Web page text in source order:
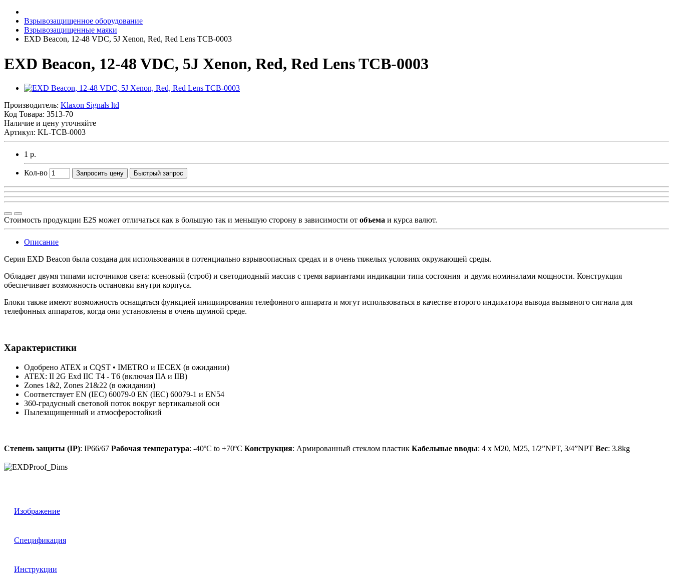
Взрывозащищенное оборудование
Взрывозащищенные маяки
EXD Beacon, 12-48 VDC, 5J Xenon, Red, Red Lens TCB-0003
EXD Beacon, 12-48 VDC, 5J Xenon, Red, Red Lens TCB-0003
Производитель: Klaxon Signals ltd
Код Товара: 3513-70
Наличие и цену уточняйте
Артикул: KL-TCB-0003
1 р.
Кол-во Запросить цену Быстрый запрос
Стоимость продукции E2S может отличаться как в большую так и меньшую сторону в зависимости от объема и курса валют.
Описание
Серия EXD Beacon была создана для использования в потенциально взрывоопасных средах и в очень тяжелых условиях окружающей среды.
Обладает двумя типами источников света: ксеновый (строб) и светодиодный массив с тремя вариантами индикации типа состояния и двумя номиналами мощности. Конструкция
обеспечивает возможность остановки внутри корпуса.
Блоки также имеют возможность оснащаться функцией инициирования телефонного аппарата и могут использоваться в качестве второго индикатора вывода вызывного сигнала для
телефонных аппаратов, когда они установлены в очень шумной среде.
Характеристики
Одобрено ATEX и CQST • IMETRO и IECEX (в ожидании)
ATEX: II 2G Exd IIC T4 - T6 (включая IIA и IIB)
Zones 1&2, Zones 21&22 (в ожидании)
Соответствует EN (IEC) 60079-0 EN (IEC) 60079-1 и EN54
360-градусный световой поток вокруг вертикальной оси
Пылезащищенный и атмосферостойкий
Степень защиты (IP): IP66/67 Рабочая температура: -40ºC to +70ºC Конструкция: Армированный стеклом пластик Кабельные вводы: 4 x M20, M25, 1/2”NPT, 3/4”NPT Вес: 3.8kg
Изображение
Спецификация
Инструкции